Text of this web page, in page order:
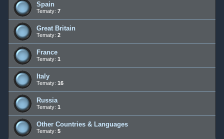
Spain
Tematy: 7
Great Britain
Tematy: 2
France
Tematy: 1
Italy
Tematy: 16
Russia
Tematy: 1
Other Countries & Languages
Tematy: 5